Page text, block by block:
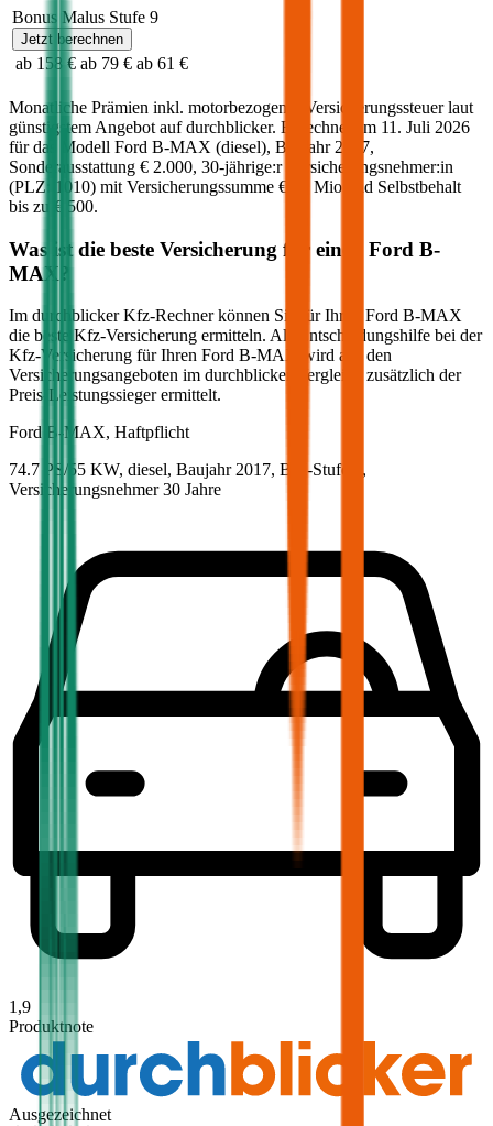
Bonus Malus Stufe 9
Jetzt berechnen
ab 158 € ab 79 € ab 61 €
Monatliche Prämien inkl. motorbezogener Versicherungssteuer laut
günstigstem Angebot auf durchblicker. Berechnet am 11. Juli 2026
für das Modell Ford B-MAX (diesel), Baujahr 2017,
Sonderausstattung € 2.000, 30-jährige:rVersicherungsnehmer:in
(PLZ:
1010) mit Versicherungssumme € 20 Mio und Selbstbehalt
bis zu € 500.
Was ist die beste Versicherung für einen Ford B-
MAX ?
Im durchblicker Kfz-Rechner können Sie für Ihren Ford B-MAX
die beste Kfz-Versicherung ermitteln. Als Entscheidungshilfe bei der
Kfz-Versicherung für Ihren Ford B-MAX
wird aus den
Versicherungsangeboten im durchblicker Vergleich zusätzlich der
Preis-Leistungssieger ermittelt.
Ford B-MAX, Haftpflicht
74.7 PS/55 KW, diesel, Baujahr 2017, BM-Stufe
,
Versicherungsnehmer 30 Jahre
1,9
Produktnote
Ausgezeichnet